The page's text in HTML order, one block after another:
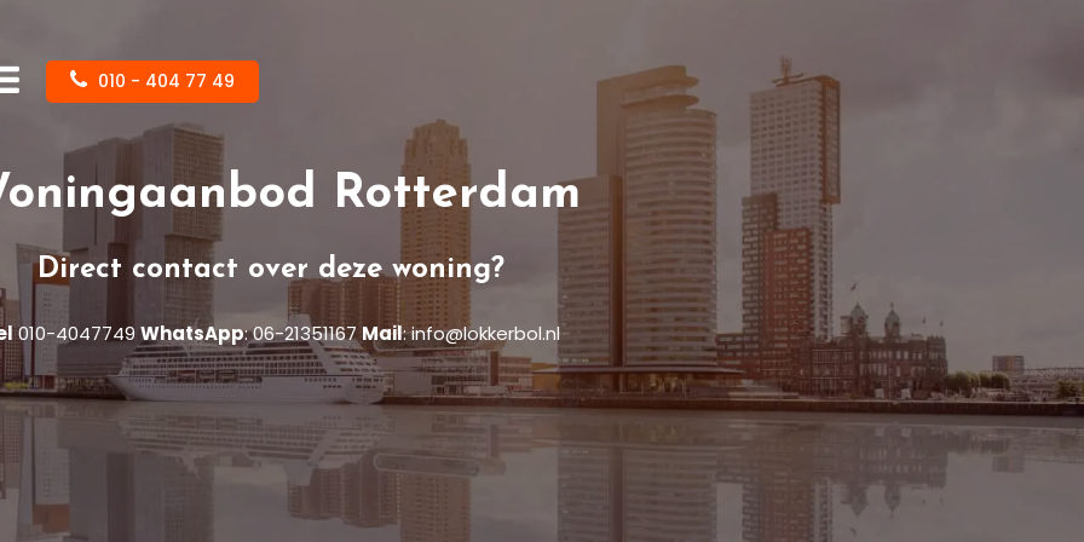
010 - 404 77 49
Rotterdam
Direct contact over deze woning?
010-4047749 WhatsApp:06-21351167 Mail:info@lokkerbol.nl